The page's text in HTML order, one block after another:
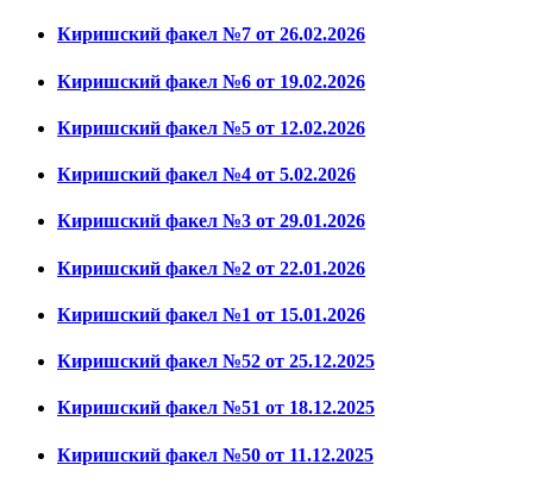
Киришский факел №7 от 26.02.2026
Киришский факел №6 от 19.02.2026
Киришский факел №5 от 12.02.2026
Киришский факел №4 от 5.02.2026
Киришский факел №3 от 29.01.2026
Киришский факел №2 от 22.01.2026
Киришский факел №1 от 15.01.2026
Киришский факел №52 от 25.12.2025
Киришский факел №51 от 18.12.2025
Киришский факел №50 от 11.12.2025